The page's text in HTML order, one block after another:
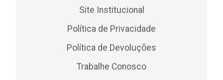
Site Institucional
Política de Privacidade
Política de Devoluções
Trabalhe Conosco